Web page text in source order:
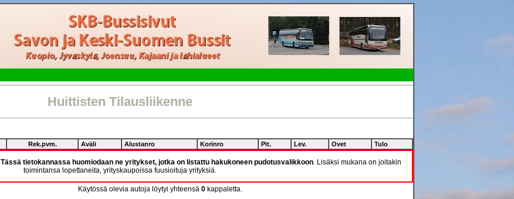
Huittisten Tilausliikenne
Rek.pvm. Aväli Alustanro Korinro Pit. Lev. Ovet Tulo
Tässä tietokannassa huomiodaan ne yritykset, jotka on listattu hakukoneen pudotusvalikkoon. Lisäksi mukana on joitakin
toimintansa lopettaneita, yrityskaupoissa fuusioituja yrityksiä.
Käytössä olevia autoja löytyi yhteensä 0 kappaletta.